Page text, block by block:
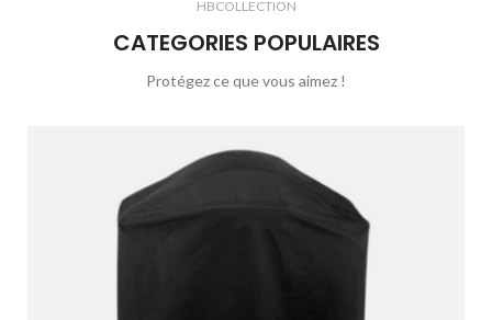
HBCOLLECTION
CATEGORIES POPULAIRES
Protégez ce que vous aimez !